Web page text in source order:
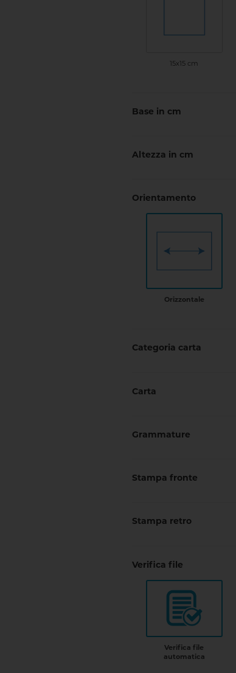
15x15 cm
Base in cm
Altezza in cm
Orientamento
Orizzontale
Categoria carta
Carta
Grammature
Stampa fronte
Stampa retro
Verifica file
Verifica file
automatica